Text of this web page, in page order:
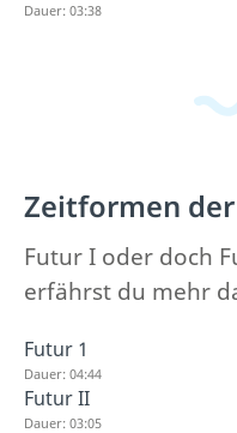
Dauer: 03:38
Zeitformen
Futur I oder doch
erfährst du mehr
Futur 1
Dauer: 04:44
Futur II
Dauer: 03:05